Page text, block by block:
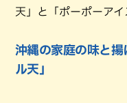
天」と「ポーポーアイ
沖縄の家庭の味と揚
ル天」